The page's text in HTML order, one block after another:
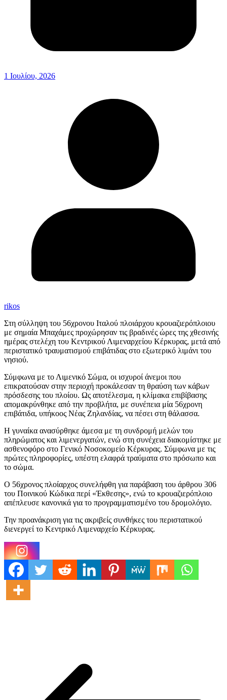
1 Ιουλίου, 2026
rikos
Στη σύλληψη του 56χρονου Ιταλού πλοιάρχου κρουαζιερόπλοιου
με σημαία Μπαχάμες προχώρησαν τις βραδινές ώρες της χθεσινής
ημέρας στελέχη του Κεντρικού Λιμεναρχείου Κέρκυρας, μετά από
περιστατικό τραυματισμού επιβάτιδας στο εξωτερικό λιμάνι του
νησιού.
Σύμφωνα με το Λιμενικό Σώμα, οι ισχυροί άνεμοι που
επικρατούσαν στην περιοχή προκάλεσαν τη θραύση των κάβων
πρόσδεσης του πλοίου. Ως αποτέλεσμα, η κλίμακα επιβίβασης
απομακρύνθηκε από την προβλήτα, με συνέπεια μία 56χρονη
επιβάτιδα, υπήκοος Νέας Ζηλανδίας, να πέσει στη θάλασσα.
Η γυναίκα ανασύρθηκε άμεσα με τη συνδρομή μελών του
πληρώματος και λιμενεργατών, ενώ στη συνέχεια διακομίστηκε με
ασθενοφόρο στο Γενικό Νοσοκομείο Κέρκυρας. Σύμφωνα με τις
πρώτες πληροφορίες, υπέστη ελαφρά τραύματα στο πρόσωπο και
το σώμα.
Ο 56χρονος πλοίαρχος συνελήφθη για παράβαση του άρθρου 306
του Ποινικού Κώδικα περί «Έκθεσης», ενώ το κρουαζιερόπλοιο
απέπλευσε κανονικά για το προγραμματισμένο του δρομολόγιο.
Την προανάκριση για τις ακριβείς συνθήκες του περιστατικού
διενεργεί το Κεντρικό Λιμεναρχείο Κέρκυρας.